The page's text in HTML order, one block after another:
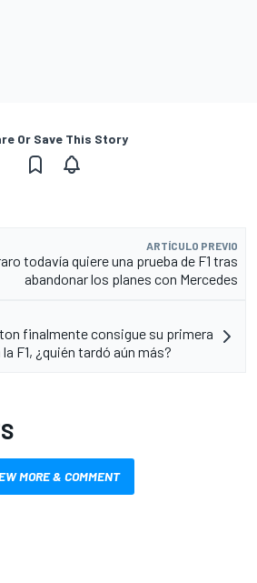
Or Save This Story
ARTÍCULO PREVIO
todavía quiere una prueba de F1 tras
abandonar los planes con Mercedes
finalmente consigue su primera
F1, ¿quién tardó aún más?
MORE & COMMENT